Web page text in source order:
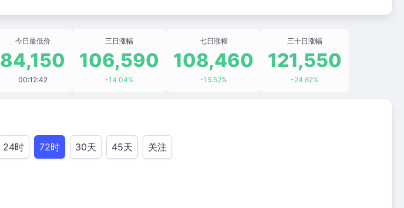
今日最低价
84,150
00:12:42
三日涨幅
106,590
-14.04%
七日涨幅
108,460
-15.52%
三十日涨幅
121,550
-24.62%
24时 72时 30天 45天 关注